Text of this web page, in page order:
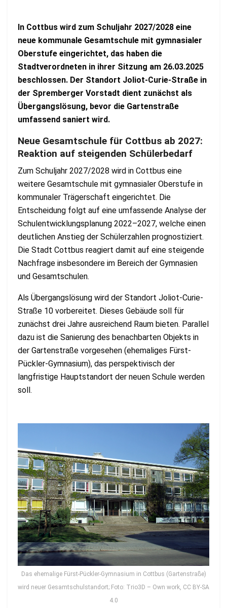
In Cottbus wird zum Schuljahr 2027/2028 eine
neue kommunale Gesamtschule mit gymnasialer
Oberstufe eingerichtet, das haben die
Stadtverordneten in ihrer Sitzung am 26.03.2025
beschlossen. Der Standort Joliot-Curie-Straße in
der Spremberger Vorstadt dient zunächst als
Übergangslösung, bevor die Gartenstraße
umfassend saniert wird.
Neue Gesamtschule für Cottbus ab 2027:
Reaktion auf steigenden Schülerbedarf
Zum Schuljahr 2027/2028 wird in Cottbus eine
weitere Gesamtschule mit gymnasialer Oberstufe in
kommunaler Trägerschaft eingerichtet. Die
Entscheidung folgt auf eine umfassende Analyse der
Schulentwicklungsplanung 2022–2027, welche einen
deutlichen Anstieg der Schülerzahlen prognostiziert.
Die Stadt Cottbus reagiert damit auf eine steigende
Nachfrage insbesondere im Bereich der Gymnasien
und Gesamtschulen.
Als Übergangslösung wird der Standort Joliot-Curie-
Straße 10 vorbereitet. Dieses Gebäude soll für
zunächst drei Jahre ausreichend Raum bieten. Parallel
dazu ist die Sanierung des benachbarten Objekts in
der Gartenstraße vorgesehen (ehemaliges Fürst-
Pückler-Gymnasium), das perspektivisch der
langfristige Hauptstandort der neuen Schule werden
soll​.
Das ehemalige Fürst-Pückler-Gymnasium in Cottbus (Gartenstraße)
wird neuer Gesamtschulstandort; Foto: Trio3D – Own work, CC BY-SA
4.0